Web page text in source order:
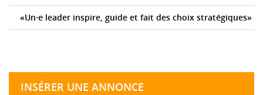
«Un·e leader inspire, guide et fait des choix stratégiques»
INSÉRER UNE ANNONCE